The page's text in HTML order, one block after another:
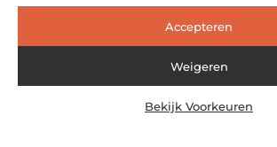
Accepteren
Weigeren
Bekijk Voorkeuren
@2025 www.cn-flex.nl. All Right